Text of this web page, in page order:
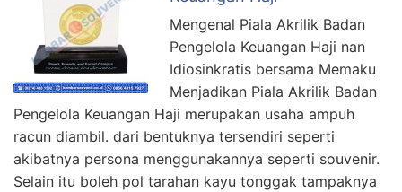
Mengenal Piala Akrilik Badan
Pengelola Keuangan Haji nan
Idiosinkratis bersama Memaku
Menjadikan Piala Akrilik Badan
Pengelola Keuangan Haji merupakan usaha ampuh
racun diambil. dari bentuknya tersendiri seperti
akibatnya persona menggunakannya seperti souvenir.
Selain itu boleh pol tarahan kayu tonggak tampaknya